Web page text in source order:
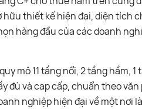
thiết kế hiện đại, diện tích
hàng đầu của các doanh
mô 11 tầng nổi, 2 tầng hầm,
đủ và cap cấp, chuẩn theo
nghiệp hiện đại về một nơi